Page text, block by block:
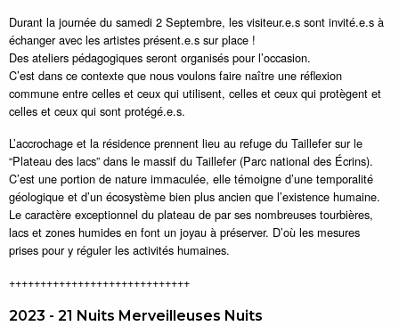
Durant la journée du samedi 2 Septembre, les visiteur.e.s sont invité.e.s à
échanger avec les artistes présent.e.s sur place !
Des ateliers pédagogiques seront organisés pour l’occasion.
C’est dans ce contexte que nous voulons faire naître une réflexion
commune entre celles et ceux qui utilisent, celles et ceux qui protègent et
celles et ceux qui sont protégé.e.s.
L’accrochage et la résidence prennent lieu au refuge du Taillefer sur le
“Plateau des lacs” dans le massif du Taillefer (Parc national des Écrins).
C’est une portion de nature immaculée, elle témoigne d’une temporalité
géologique et d’un écosystème bien plus ancien que l’existence humaine.
Le caractère exceptionnel du plateau de par ses nombreuses tourbières,
lacs et zones humides en font un joyau à préserver. D’où les mesures
prises pour y réguler les activités humaines.
+++++++++++++++++++++++++++++
2023 - 21 Nuits Merveilleuses Nuits